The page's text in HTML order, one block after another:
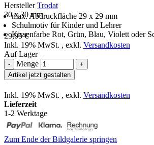
HerstellerTrodat
30 x 30 mm
max. Abdruckfläche 29 x 29 mm
Schulmotiv für Kinder und Lehrer
Kissenfarbe Rot, Grün, Blau, Violett oder
29,05 €
Inkl. 19% MwSt. , exkl. Versandkosten
Auf Lager
- Menge
+
Artikel jetzt gestalten
Inkl. 19% MwSt. , exkl. Versandkosten
Lieferzeit
1-2 Werktage
Zum Ende der Bildgalerie springen